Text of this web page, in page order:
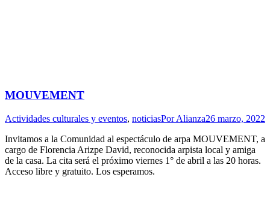
MOUVEMENT
Actividades culturales y eventos, noticiasPorAlianza26 marzo, 2022
Invitamos a la Comunidad al espectáculo de arpa MOUVEMENT, a
cargo de Florencia Arizpe David, reconocida arpista local y amiga
de la casa. La cita será el próximo viernes 1° de abril a las 20 horas.
Acceso libre y gratuito. Los esperamos.